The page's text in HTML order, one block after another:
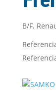
B/F.